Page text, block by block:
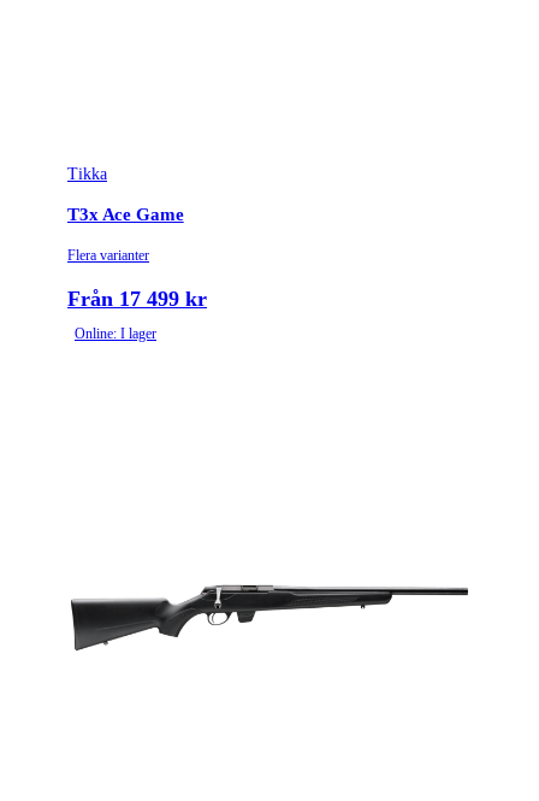
Tikka
T3x Ace Game
Flera varianter
Från 17 499 kr
Online: I lager